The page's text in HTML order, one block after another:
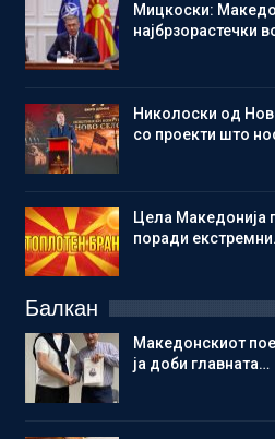
Мицкоски:
најбрзорастечки
Николоски од
со проекти што
Цела Македонија
поради
Балкан
Македонскиот
ја доби главната…